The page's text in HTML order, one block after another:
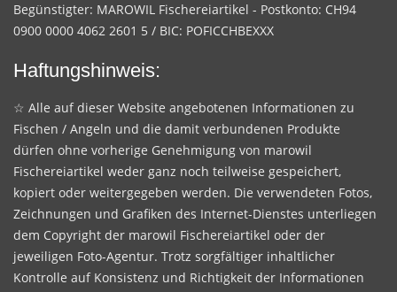
Begünstigter: MAROWIL Fischereiartikel - Postkonto: CH94
0900 0000 4062 2601 5 / BIC: POFICCHBEXXX
Haftungshinweis:
☆ Alle auf dieser Website angebotenen Informationen zu
Fischen / Angeln und die damit verbundenen Produkte
dürfen ohne vorherige Genehmigung von marowil
Fischereiartikel weder ganz noch teilweise gespeichert,
kopiert oder weitergegeben werden. Die verwendeten Fotos,
Zeichnungen und Grafiken des Internet-Dienstes unterliegen
dem Copyright der marowil Fischereiartikel oder der
jeweiligen Foto-Agentur. Trotz sorgfältiger inhaltlicher
Kontrolle auf Konsistenz und Richtigkeit der Informationen